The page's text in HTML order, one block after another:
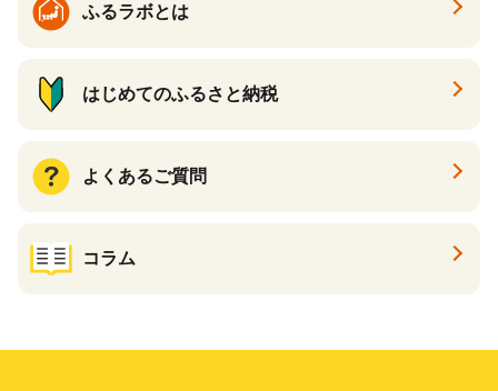
ふるラボとは
はじめてのふるさと納税
よくあるご質問
コラム